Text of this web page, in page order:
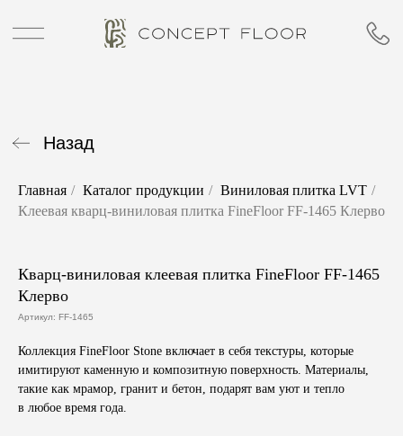
Главная / Каталог продукции / Виниловая плитка LVT /
Клеевая кварц-виниловая плитка FineFloor FF-1465 Клерво
Кварц-виниловая клеевая плитка FineFloor FF-1465
Клерво
Артикул: FF-1465
Коллекция FineFloor Stone включает в себя текстуры, которые
имитируют каменную и композитную поверхность. Материалы,
такие как мрамор, гранит и бетон, подарят вам уют и тепло
в любое время года.